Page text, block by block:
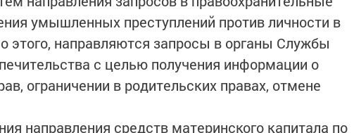
умышленных преступлений против личности в
этого, направляются запросы в органы Службы
с целью получения информации о
ограничении в родительских правах, отмене
направления средств материнского капитала по